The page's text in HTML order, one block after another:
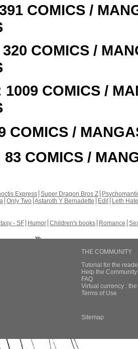
COMICS /
320 COMICS /
1009 COMICS /
COMICS /
83 COMICS /
Express Super Dragon Bros Z
Only Two Astaroth Y Bernadette Edil
Leth Hate
- SF Humor Children's books Romance
THE COMMUNITY
Tutorial for the
Help the
FAQ
Virtual currency :
Terms of Use
Sitemap